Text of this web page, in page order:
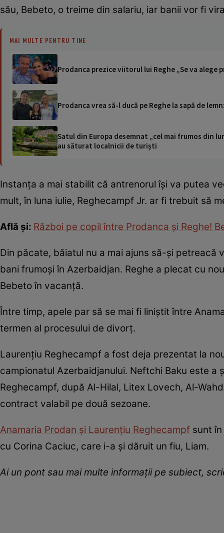
său, Bebeto, o treime din salariu, iar banii vor fi
MAI MULTE PENTRU TINE
Prodanca prezice viitorul lui
Prodanca vrea să-l ducă pe Reghe la sapă de
Satul din Europa desemnat „cel mai frumos din
au săturat localnicii de turiști
Instanța a mai stabilit că antrenorul își va putea
mult, în luna iulie, Reghecampf Jr. ar fi trebuit să
Află și: Război pe copil între Prodanca și Reghe!
Din păcate, băiatul nu a mai ajuns să-și
bani frumoși în Azerbaidjan. Reghe a plecat cu
Bebeto în vacanță.
Între timp, apele par să se mai fi liniștit între
termen al procesului de divorț.
Laurențiu Reghecampf a fost deja prezentat la
campionatul Azerbaidjanului. Neftchi Baku este
Reghecampf, după Al-Hilal, Litex Lovech, Al-
contract valabil pe două sezoane.
Anamaria Prodan și Laurențiu Reghecampf sunt
cu Corina Caciuc, care i-a și dăruit un fiu, Liam.
Ai un pont sau mai multe informații pe subiect,